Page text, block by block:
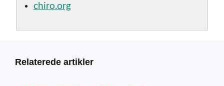
chiro.org
Relaterede artikler